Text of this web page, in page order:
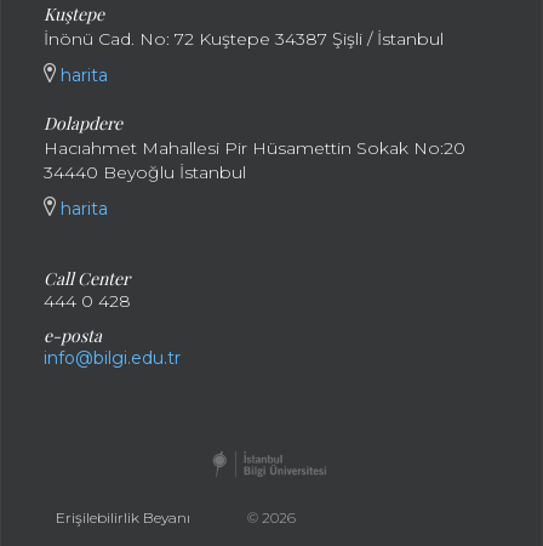
Kuştepe
İnönü Cad. No: 72 Kuştepe 34387 Şişli / İstanbul
harita
Dolapdere
Hacıahmet Mahallesi Pir Hüsamettin Sokak No:20
34440 Beyoğlu İstanbul
harita
Call Center
444 0 428
e-posta
info@bilgi.edu.tr
Erişilebilirlik Beyanı © 2026